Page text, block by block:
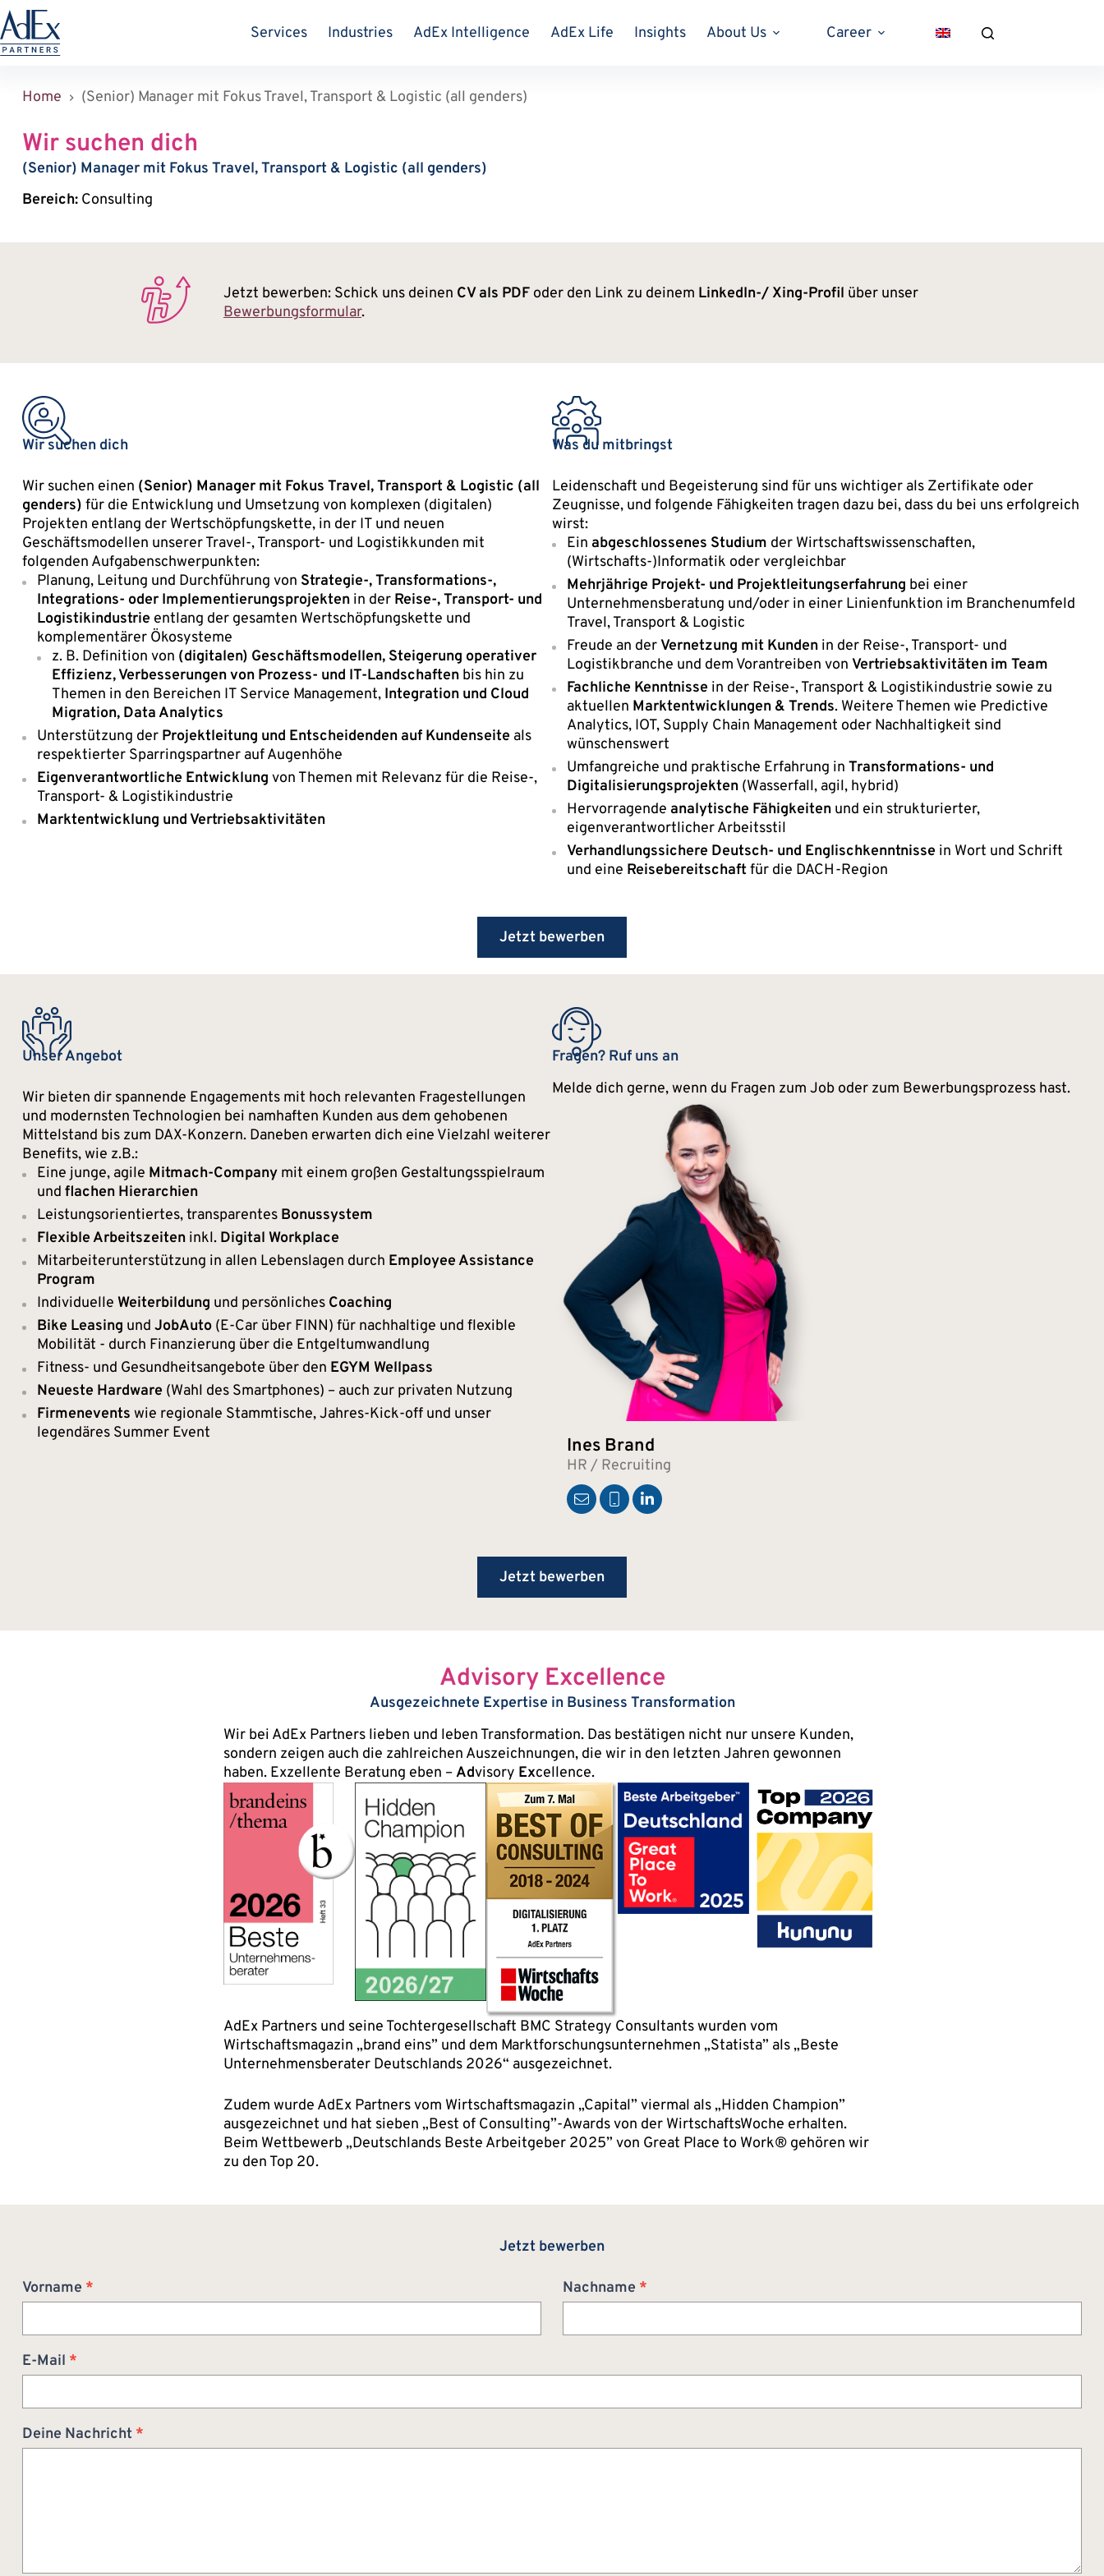
Zum
Inhalt
springen
Services Industries AdEx Intelligence AdEx Life Insights About Us Career
Home (Senior) Manager mit Fokus Travel, Transport & Logistic (all genders)
Wir suchen dich
(Senior) Manager mit Fokus Travel, Transport & Logistic (all genders)
Bereich: Consulting
Jetzt bewerben: Schick uns deinen CV als PDF oder den Link zu deinem LinkedIn-/ Xing-Profil über unser
Bewerbungsformular.
Wir suchen dich
Wir suchen einen (Senior) Manager mit Fokus Travel, Transport & Logistic (all
genders) für die Entwicklung und Umsetzung von komplexen (digitalen)
Projekten entlang der Wertschöpfungskette, in der IT und neuen
Geschäftsmodellen unserer Travel-, Transport- und Logistikkunden mit
folgenden Aufgabenschwerpunkten:
Planung, Leitung und Durchführung von Strategie-, Transformations-,
Integrations- oder Implementierungsprojekten in der Reise-, Transport- und
Logistikindustrie entlang der gesamten Wertschöpfungskette und
komplementärer Ökosysteme
z. B. Definition von (digitalen) Geschäftsmodellen, Steigerung operativer
Effizienz, Verbesserungen von Prozess- und IT-Landschaften bis hin zu
Themen in den Bereichen IT Service Management, Integration und Cloud
Migration, Data Analytics
Unterstützung der Projektleitung und Entscheidenden auf Kundenseite als
respektierter Sparringspartner auf Augenhöhe
Eigenverantwortliche Entwicklung von Themen mit Relevanz für die Reise-,
Transport- & Logistikindustrie
Marktentwicklung und Vertriebsaktivitäten
Was du mitbringst
Leidenschaft und Begeisterung sind für uns wichtiger als Zertifikate oder
Zeugnisse, und folgende Fähigkeiten tragen dazu bei, dass du bei uns erfolgreich
wirst:
Ein abgeschlossenes Studium der Wirtschaftswissenschaften,
(Wirtschafts-)Informatik oder vergleichbar
Mehrjährige Projekt- und Projektleitungserfahrung bei einer
Unternehmensberatung und/oder in einer Linienfunktion im Branchenumfeld
Travel, Transport & Logistic
Freude an derVernetzung mit Kunden in der Reise-, Transport- und
Logistikbranche und dem Vorantreiben von Vertriebsaktivitäten im Team
Fachliche Kenntnisse in der Reise-, Transport & Logistikindustrie sowie zu
aktuellen Marktentwicklungen & Trends. Weitere Themen wie Predictive
Analytics, IOT, Supply Chain Management oder Nachhaltigkeit sind
wünschenswert
Umfangreiche und praktische Erfahrung in Transformations- und
Digitalisierungsprojekten (Wasserfall, agil, hybrid)
Hervorragende analytische Fähigkeiten und ein strukturierter,
eigenverantwortlicher Arbeitsstil
Verhandlungssichere Deutsch- und Englischkenntnisse in Wort und Schrift
und eine Reisebereitschaftfür die DACH-Region
Jetzt bewerben
Unser Angebot
Wir bieten dir spannende Engagements mit hoch relevanten Fragestellungen
und modernsten Technologien bei namhaften Kunden aus dem gehobenen
Mittelstand bis zum DAX-Konzern. Daneben erwarten dich eine Vielzahl weiterer
Benefits, wie z.B.:
Eine junge, agile Mitmach-Company mit einem großen Gestaltungsspielraum
und flachen Hierarchien
Leistungsorientiertes, transparentes Bonussystem
Flexible Arbeitszeiten inkl. Digital Workplace
Mitarbeiterunterstützung in allen Lebenslagen durch Employee Assistance
Program
Individuelle Weiterbildung und persönliches Coaching
Bike Leasing und JobAuto (E-Car über FINN) für nachhaltige und flexible
Mobilität - durch Finanzierung über die Entgeltumwandlung
Fitness- und Gesundheitsangebote über den EGYM Wellpass
Neueste Hardware (Wahl des Smartphones) – auch zur privaten Nutzung
Firmenevents wie regionale Stammtische, Jahres-Kick-off und unser
legendäres Summer Event
Fragen? Ruf uns an
Melde dich gerne, wenn du Fragen zum Job oder zum Bewerbungsprozess hast.
Ines Brand
HR / Recruiting
Jetzt bewerben
Advisory Excellence
Ausgezeichnete Expertise in Business Transformation
Wir bei AdEx Partners lieben und leben Transformation. Das bestätigen nicht nur unsere Kunden,
sondern zeigen auch die zahlreichen Auszeichnungen, die wir in den letzten Jahren gewonnen
haben. Exzellente Beratung eben –Advisory Excellence.
AdEx Partners und seine Tochtergesellschaft BMC Strategy Consultants wurden vom
Wirtschaftsmagazin „brand eins” und dem Marktforschungsunternehmen „Statista” als „Beste
Unternehmensberater Deutschlands 2026“ ausgezeichnet.
Zudem wurde AdEx Partners vom Wirtschaftsmagazin „Capital” viermal als „Hidden Champion”
ausgezeichnet und hat sieben „Best of Consulting”-Awards von der WirtschaftsWoche erhalten.
Beim Wettbewerb „Deutschlands Beste Arbeitgeber 2025” von Great Place to Work® gehören wir
zu den Top 20.
Jetzt bewerben
Bewerbung
Vorname * Nachname *
E-Mail *
Deine Nachricht *